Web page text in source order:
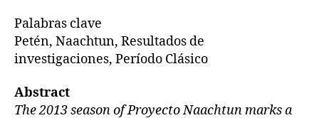
Palabras clave
Petén, Naachtun, Resultados de
investigaciones, Período Clásico
Abstract
The 2013 season of Proyecto Naachtun marks a